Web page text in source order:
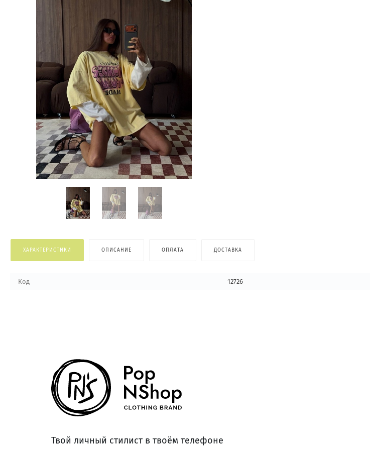
ХАРАКТЕРИСТИКИ ОПИСАНИЕ ОПЛАТА ДОСТАВКА
Код 12726
Твой личный стилист в твоём телефоне